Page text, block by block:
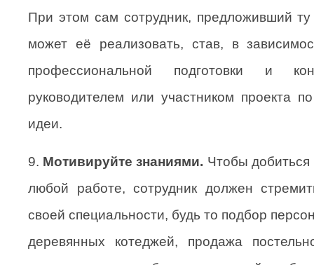
При этом сам сотрудник, предложивший
может её реализовать, став, в
профессиональной подготовки и
руководителем или участником проекта
идеи.
9. Мотивируйте знаниями. Чтобы
любой работе, сотрудник должен
своей специальности, будь то подбор
деревянных котеджей, продажа